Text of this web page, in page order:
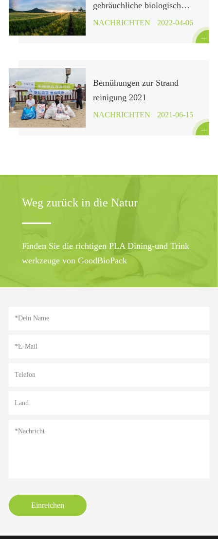
gebräuchliche biologisch
abbaubare Kunststoff im
Leben-Poly milchsäure PLA
NACHRICHTEN 2022-04-06

Bemühungen zur Strand
reinigung 2021
NACHRICHTEN 2021-06-15

Weg zurück in die Natur
Finden Sie die richtigen PLA Dining-und Trink
werkzeuge von GoodBioPack
Einreichen